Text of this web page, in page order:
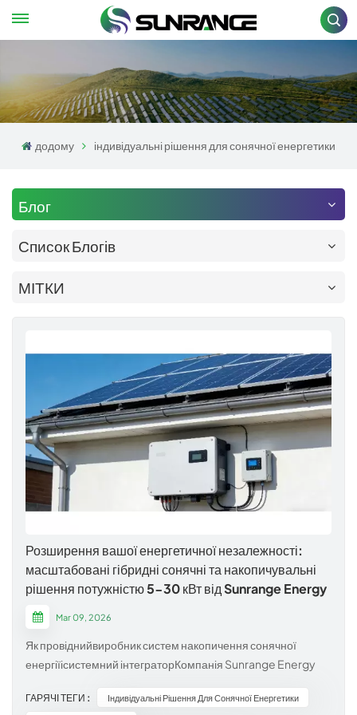
додому індивідуальні рішення для сонячної енергетики
Блог
Список Блогів
МІТКИ
Розширення вашої енергетичної незалежності:
масштабовані гібридні сонячні та накопичувальні
рішення потужністю 5-30 кВт від Sunrange Energy
Mar 09, 2026
Як провіднийвиробник систем накопичення сонячної
енергіїісистемний інтеграторКомпанія Sunrange Energy
бізнесу в усьому світі. Ми розуміємо, що перехід на
ГАРЯЧІ ТЕГИ : Індивідуальні Рішення Для Сонячної Енергетики